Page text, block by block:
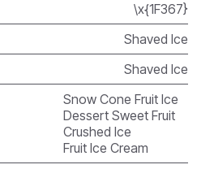
\x{1F367}
Shaved Ice
Shaved Ice
Snow Cone Fruit Ice
Dessert Sweet Fruit
Crushed Ice
Fruit Ice Cream